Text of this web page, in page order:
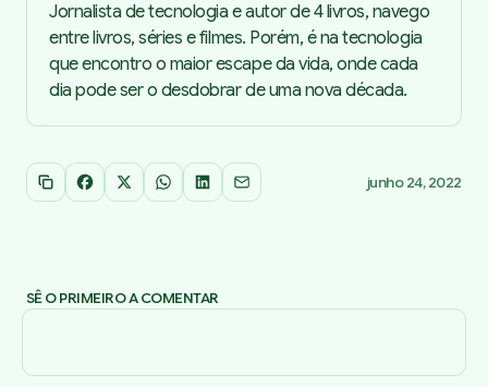
Jornalista de tecnologia e autor de 4 livros, navego
entre livros, séries e filmes. Porém, é na tecnologia
que encontro o maior escape da vida, onde cada
dia pode ser o desdobrar de uma nova década.
Copiar link
Facebook
X WhatsApp
LinkedInEmail junho 24, 2022
SÊ O PRIMEIRO A COMENTAR